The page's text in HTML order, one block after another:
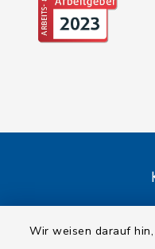
Wir weisen darauf